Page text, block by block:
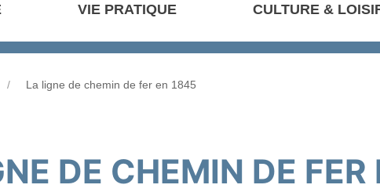
VIE PRATIQUE CULTURE &
La ligne de chemin de fer en 1845
DE CHEMIN DE